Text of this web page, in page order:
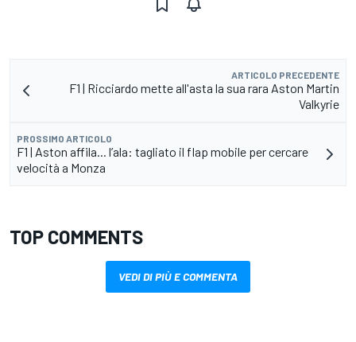
ARTICOLO PRECEDENTE
F1 | Ricciardo mette all'asta la sua rara Aston Martin
Valkyrie
PROSSIMO ARTICOLO
F1 | Aston affila... l’ala: tagliato il flap mobile per cercare
velocità a Monza
TOP COMMENTS
VEDI DI PIÙ E COMMENTA